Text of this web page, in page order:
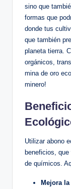
sino que
formas que
donde tus
que también
planeta tierra.
orgánicos,
mina de oro
minero!
Utilizar abono
beneficios,
de químicos.
Mejora